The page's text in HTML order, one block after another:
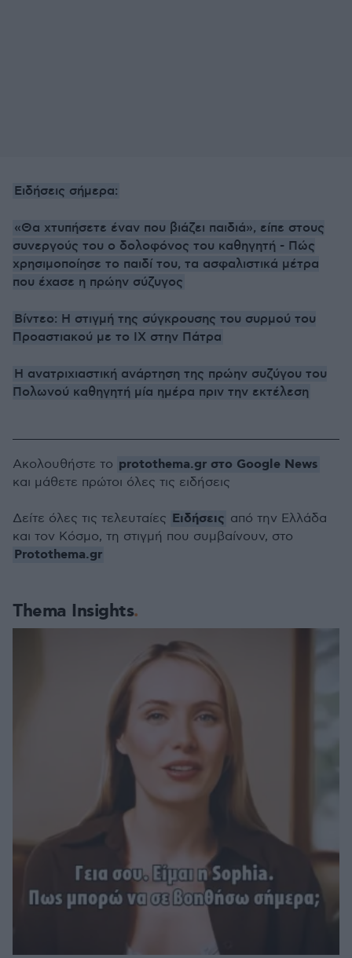
Ειδήσεις σήμερα:
«Θα χτυπήσετε έναν που βιάζει παιδιά», είπε στους
συνεργούς του ο δολοφόνος του καθηγητή - Πώς
χρησιμοποίησε το παιδί του, τα ασφαλιστικά μέτρα
που έχασε η πρώην σύζυγος
Βίντεο: Η στιγμή της σύγκρουσης του συρμού του
Προαστιακού με το ΙΧ στην Πάτρα
Η ανατριχιαστική ανάρτηση της πρώην συζύγου του
Πολωνού καθηγητή μία ημέρα πριν την εκτέλεση
Thema Insights
Ακολουθήστε το protothema.gr στο Google News
και μάθετε πρώτοι όλες τις ειδήσεις
Δείτε όλες τις τελευταίες Ειδήσεις από την Ελλάδα
και τον Κόσμο, τη στιγμή που συμβαίνουν, στο
Protothema.gr